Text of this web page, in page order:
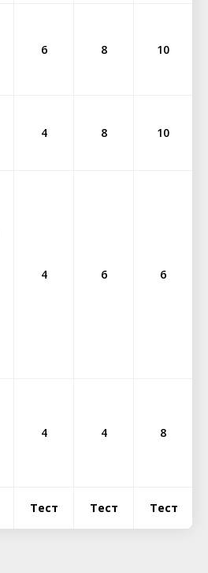
6 8 10
4 8 10
4 6 6
4 4 8
Тест Тест Тест